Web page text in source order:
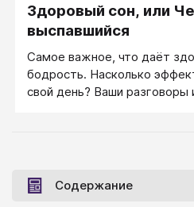
Здоровый сон, или
выспавшийся
Самое важное, что даёт
бодрость. Насколько
свой день? Ваши
Содержание